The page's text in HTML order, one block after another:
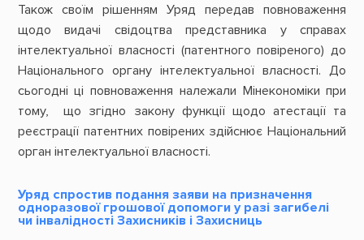
Також своїм рішенням Уряд передав повноваження
щодо видачі свідоцтва представника у справах
інтелектуальної власності (патентного повіреного) до
Національного органу інтелектуальної власності. До
сьогодні ці повноваження належали Мінекономіки при
тому, що згідно закону функції щодо атестації та
реєстрації патентних повірених здійснює Національний
орган інтелектуальної власності.
Уряд спростив подання заяви на призначення
одноразової грошової допомоги у разі загибелі
чи інвалідності Захисників і Захисниць